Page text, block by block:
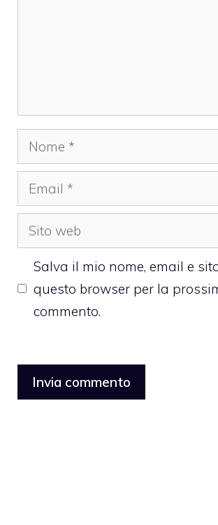
Nome
Email
Sito
web
Salva il mio nome, email e
questo browser per la
commento.